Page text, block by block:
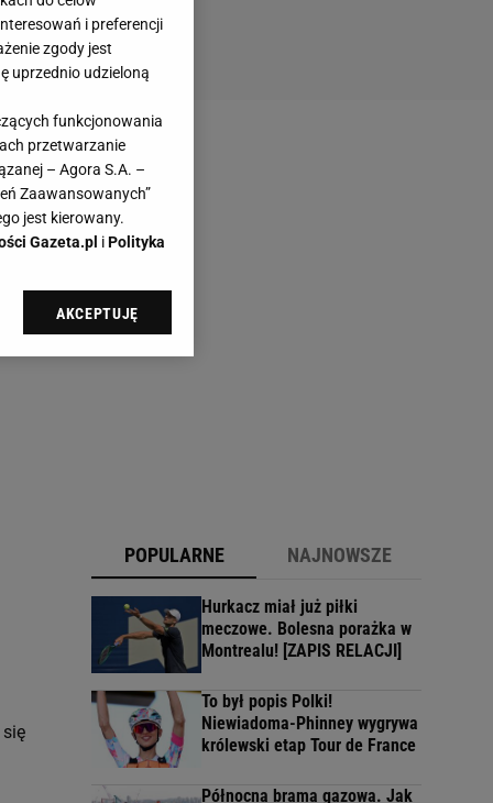
się
POPULARNE NAJNOWSZE
Hurkacz miał już piłki
meczowe. Bolesna porażka w
Montrealu! [ZAPIS RELACJI]
To był popis Polki!
Niewiadoma-Phinney wygrywa
królewski etap Tour de France
Północna brama gazowa. Jak
i preferencji
zgody jest
uprzednio udzieloną
funkcjonowania
przetwarzanie
– Agora S.A. –
Zaawansowanych”
jest kierowany.
Gazeta.pl iPolityka
sp. z o.o., jej
swoje preferencje
AKCEPTUJĘ